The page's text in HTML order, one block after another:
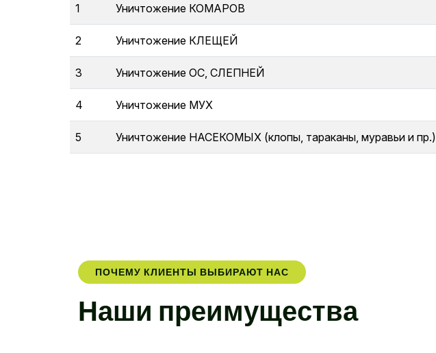
1 Уничтожение КОМАРОВ
2 Уничтожение КЛЕЩЕЙ
3 Уничтожение ОС, СЛЕПНЕЙ
4 Уничтожение МУХ
5 Уничтожение НАСЕКОМЫХ (клопы, тараканы, муравьи и пр.)
ПОЧЕМУ КЛИЕНТЫ ВЫБИРАЮТ НАС
Наши преимущества